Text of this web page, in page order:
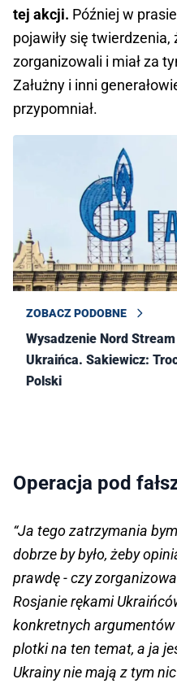
tej akcji. Później w
pojawiły się twierdzenia,
zorganizowali i miał za
Załużny i inni
przypomniał.
ZOBACZ PODOBNE
Wysadzenie Nord
Ukraińca. Sakiewicz:
Polski
Operacja pod
“Ja tego zatrzymania
dobrze by było, żeby
prawdę - czy
Rosjanie rękami
konkretnych
plotki na ten temat, a ja
Ukrainy nie mają z tym